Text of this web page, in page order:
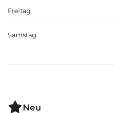
Freitag
Samstag
Neu